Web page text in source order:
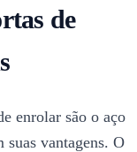
de
enrolar são o aço
vantagens. O